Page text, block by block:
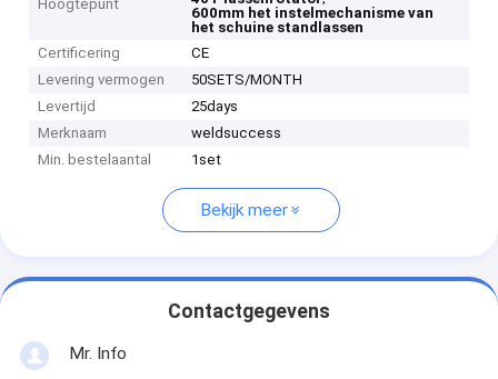
Hoogtepunt
600mm het instelmechanisme van
het schuine standlassen
Certificering
CE
Levering vermogen
50SETS/MONTH
Levertijd
25days
Merknaam
weldsuccess
Min. bestelaantal
1set
Bekijk meer
Contactgegevens
Mr. Info